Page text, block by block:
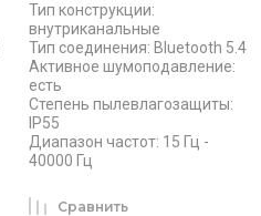
Тип конструкции:
внутриканальные
Тип соединения: Bluetooth 5.4
Активное шумоподавление:
есть
Степень пылевлагозащиты:
IP55
Диапазон частот: 15 Гц -
40000 Гц
Сравнить